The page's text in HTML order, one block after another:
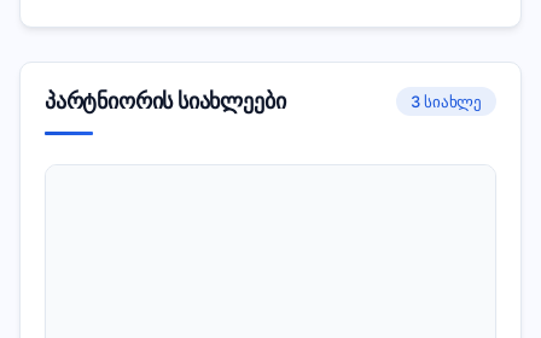
პარტნიორის სიახლეები 3 სიახლე